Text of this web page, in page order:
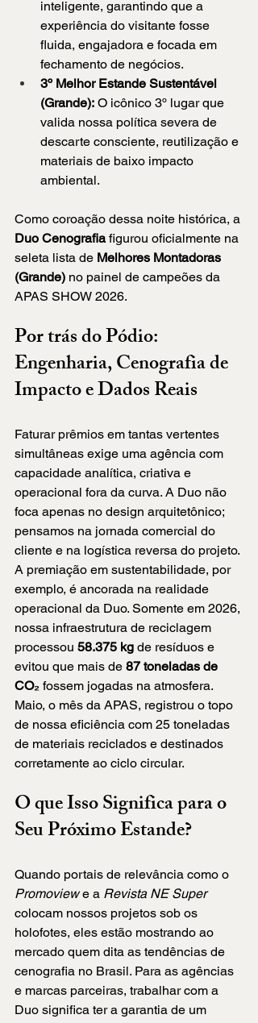
inteligente, garantindo que a
experiência do visitante fosse
fluida, engajadora e focada em
fechamento de negócios.
3º Melhor Estande Sustentável
(Grande): O icônico 3º lugar que
valida nossa política severa de
descarte consciente, reutilização e
materiais de baixo impacto
ambiental.
Como coroação dessa noite histórica, a
Duo Cenografia figurou oficialmente na
seleta lista de Melhores Montadoras
(Grande) no painel de campeões da
APAS SHOW 2026.
Por trás do Pódio:
Engenharia, Cenografia de
Impacto e Dados Reais
Faturar prêmios em tantas vertentes
simultâneas exige uma agência com
capacidade analítica, criativa e
operacional fora da curva. A Duo não
foca apenas no design arquitetônico;
pensamos na jornada comercial do
cliente e na logística reversa do projeto.
A premiação em sustentabilidade, por
exemplo, é ancorada na realidade
operacional da Duo. Somente em 2026,
nossa infraestrutura de reciclagem
processou 58.375 kg de resíduos e
evitou que mais de 87 toneladas de
CO₂ fossem jogadas na atmosfera.
Maio, o mês da APAS, registrou o topo
de nossa eficiência com 25 toneladas
de materiais reciclados e destinados
corretamente ao ciclo circular.
O que Isso Significa para o
Seu Próximo Estande?
Quando portais de relevância como o
Promoview e a Revista NE Super
colocam nossos projetos sob os
holofotes, eles estão mostrando ao
mercado quem dita as tendências de
cenografia no Brasil. Para as agências
e marcas parceiras, trabalhar com a
Duo significa ter a garantia de um